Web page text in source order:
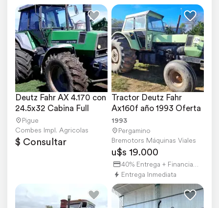
Deutz Fahr AX 4.170 con
24.5x32 Cabina Full
Pigue
Combes Impl. Agricolas
$ Consultar
Tractor Deutz Fahr
Ax160f año 1993 Oferta
1993
Pergamino
Bremotors Máquinas Viales
u$s 19.000
40% Entrega + Financiación
Entrega Inmediata